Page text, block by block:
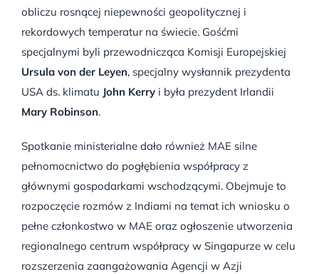
obliczu rosnącej niepewności geopolitycznej i
rekordowych temperatur na świecie. Gośćmi
specjalnymi byli przewodnicząca Komisji Europejskiej
Ursula von der Leyen, specjalny wysłannik prezydenta
USA ds. klimatu John Kerry i była prezydent Irlandii
Mary Robinson.
Spotkanie ministerialne dało również MAE silne
pełnomocnictwo do pogłębienia współpracy z
głównymi gospodarkami wschodzącymi. Obejmuje to
rozpoczęcie rozmów z Indiami na temat ich wniosku o
pełne członkostwo w MAE oraz ogłoszenie utworzenia
regionalnego centrum współpracy w Singapurze w celu
rozszerzenia zaangażowania Agencji w Azji